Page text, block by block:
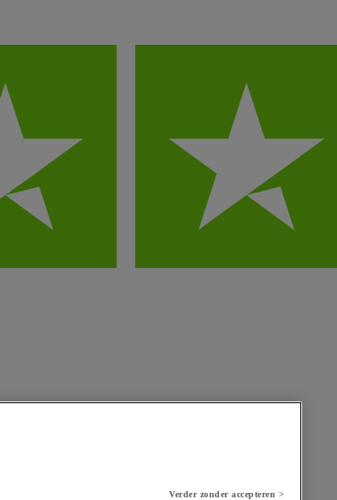
Verder zonder accepteren >